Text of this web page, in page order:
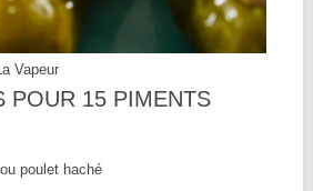
Vapeur
POUR 15 PIMENTS
poulet haché